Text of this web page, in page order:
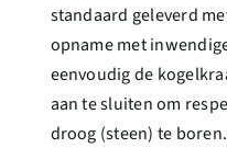
standaard geleverd
opname met
eenvoudig de
aan te sluiten om
droog (steen) te